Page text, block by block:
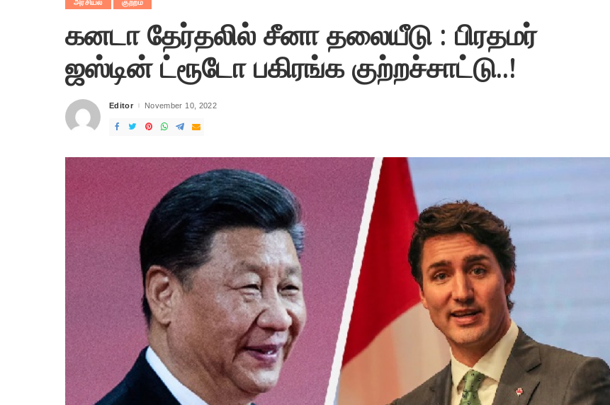
அரசியல் குற்றம்
கனடா தேர்தலில் சீனா தலையீடு : பிரதமர்
ஜஸ்டின் ட்ரூடோ பகிரங்க குற்றச்சாட்டு..!
Posted
Editor November 10, 2022